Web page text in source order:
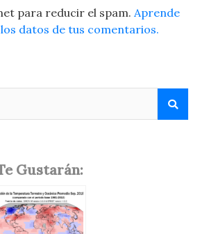
para reducir el spam. Aprende
datos de tus comentarios.
Gustarán: